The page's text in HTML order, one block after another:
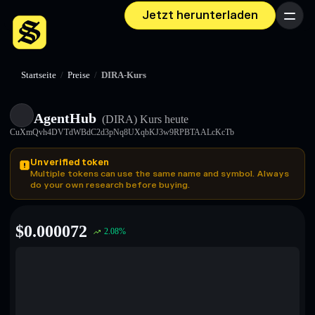
Jetzt herunterladen Menü
Startseite / Preise / DIRA-Kurs
AgentHub (DIRA) Kurs heute
CuXmQvh4DVTdWBdC2d3pNq8UXqbKJ3w9RPBTAALcKcTb
Unverified token
Multiple tokens can use the same name and symbol. Always
do your own research before buying.
$0.000072 2.08%